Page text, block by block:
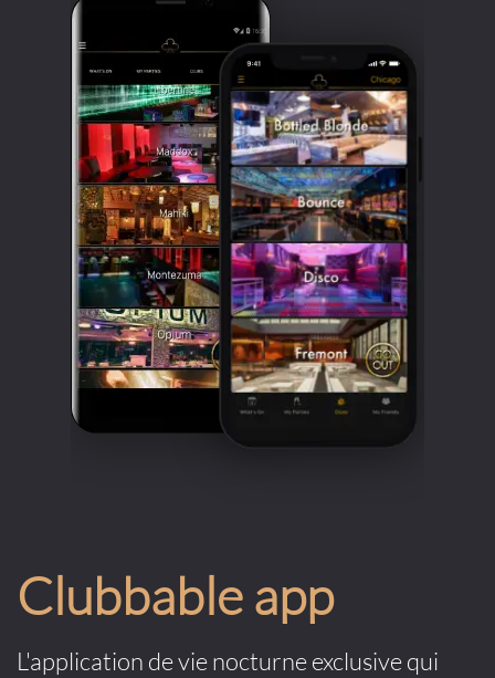
Clubbable app
L'application de vie nocturne exclusive qui